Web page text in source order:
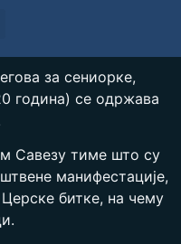
за сениорке,
година) се одржава
Савезу тиме што су
манифестације,
битке, на чему